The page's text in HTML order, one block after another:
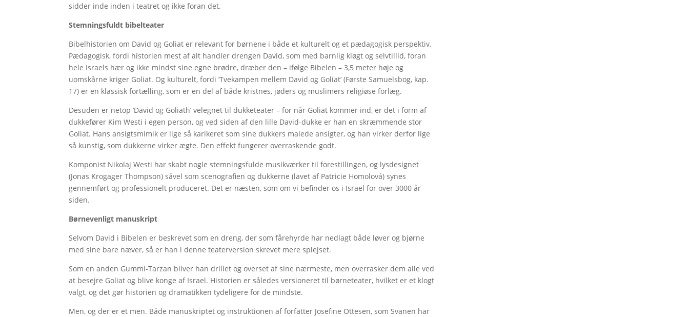
sidder inde inden i teatret og ikke foran det.
Stemningsfuldt bibelteater
Bibelhistorien om David og Goliat er relevant for børnene i både et kulturelt og et pædagogisk perspektiv.
Pædagogisk, fordi historien mest af alt handler drengen David, som med barnlig kløgt og selvtillid, foran
hele Israels hær og ikke mindst sine egne brødre, dræber den – ifølge Bibelen – 3,5 meter høje og
uomskårne kriger Goliat. Og kulturelt, fordi ’Tvekampen mellem David og Goliat’ (Første Samuelsbog, kap.
17) er en klassisk fortælling, som er en del af både kristnes, jøders og muslimers religiøse forlæg.
Desuden er netop ’David og Goliath’ velegnet til dukketeater – for når Goliat kommer ind, er det i form af
dukkefører Kim Westi i egen person, og ved siden af den lille David-dukke er han en skræmmende stor
Goliat. Hans ansigtsmimik er lige så karikeret som sine dukkers malede ansigter, og han virker derfor lige
så kunstig, som dukkerne virker ægte. Den effekt fungerer overraskende godt.
Komponist Nikolaj Westi har skabt nogle stemningsfulde musikværker til forestillingen, og lysdesignet
(Jonas Krogager Thompson) såvel som scenografien og dukkerne (lavet af Patricie Homolová) synes
gennemført og professionelt produceret. Det er næsten, som om vi befinder os i Israel for over 3000 år
siden.
Børnevenligt manuskript
Selvom David i Bibelen er beskrevet som en dreng, der som fårehyrde har nedlagt både løver og bjørne
med sine bare næver, så er han i denne teaterversion skrevet mere splejset.
Som en anden Gummi-Tarzan bliver han drillet og overset af sine nærmeste, men overrasker dem alle ved
at besejre Goliat og blive konge af Israel. Historien er således versioneret til børneteater, hvilket er et klogt
valgt, og det gør historien og dramatikken tydeligere for de mindste.
Men, og der er et men. Både manuskriptet og instruktionen af forfatter Josefine Ottesen, som Svanen har